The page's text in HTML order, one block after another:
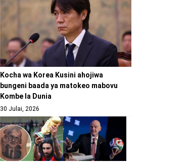
Kocha wa Korea Kusini ahojiwa
bungeni baada ya matokeo mabovu
Kombe la Dunia
30 Julai, 2026